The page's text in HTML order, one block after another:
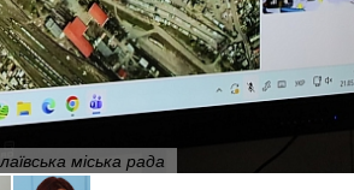
міська рада